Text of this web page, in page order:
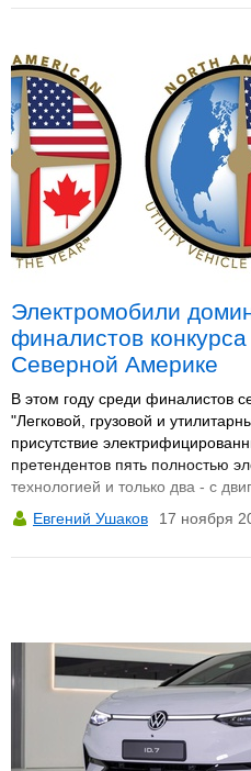
Электромобили
финалистов
Северной Америке
В этом году среди финалистов
"Легковой, грузовой и
присутствие
претендентов пять полностью
технологией и только два - с
Евгений Ушаков
17 ноября